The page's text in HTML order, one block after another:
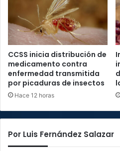
CCSS inicia distribución de
medicamento contra
enfermedad transmitida
por picaduras de insectos
Hace 12 horas
Por Luis Fernández Salazar